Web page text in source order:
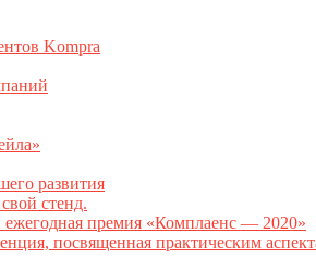
Kompra
развития
стенд.
ежегодная премия «Комплаенс — 2020»
посвященная практическим